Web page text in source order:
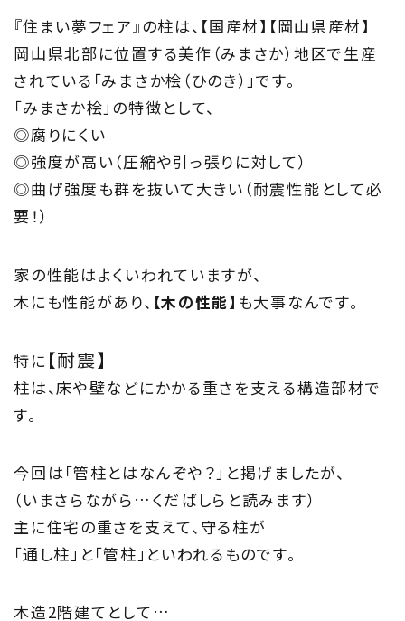
じゅうmado
住宅相談窓口 じゅうmado
『住まい夢フェア』の柱は、【国産材】【岡山県産材】
岡山県北部に位置する美作（みまさか）地区で生産
されている「みまさか桧（ひのき）」です。
「みまさか桧」の特徴として、
◎腐りにくい
◎強度が高い（圧縮や引っ張りに対して）
◎曲げ強度も群を抜いて大きい（耐震性能として必
要！）
家の性能はよくいわれていますが、
木にも性能があり、 【木の性能】 も大事なんです。
特に 【耐震】
柱は、床や壁などにかかる重さを支える構造部材で
す。
今回は「管柱とはなんぞや？」と掲げましたが、
（いまさらながら…くだばしらと読みます）
主に住宅の重さを支えて、守る柱が
「通し柱」と「管柱」といわれるものです。
木造2階建てとして…